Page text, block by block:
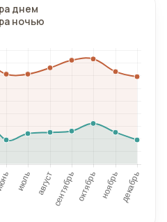
днем
ночью